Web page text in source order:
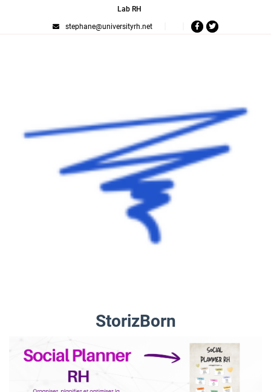
Lab RH
stephane@universityrh.net
StorizBorn